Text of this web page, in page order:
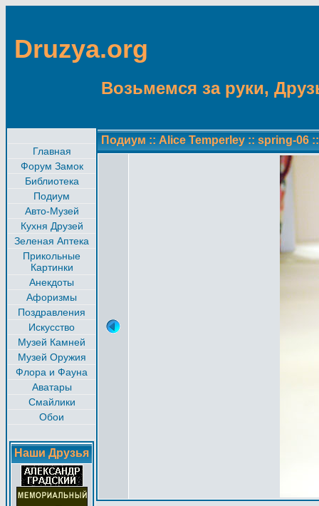
Druzya.org
Возьмемся за руки,
Главная
Форум Замок
Библиотека
Подиум
Авто-Музей
Кухня Друзей
Зеленая Аптека
Прикольные
Картинки
Анекдоты
Афоризмы
Поздравления
Искусство
Музей Камней
Музей Оружия
Флора и Фауна
Аватары
Смайлики
Обои
Наши Друзья
Подиум :: Alice Temperley :: spring-06